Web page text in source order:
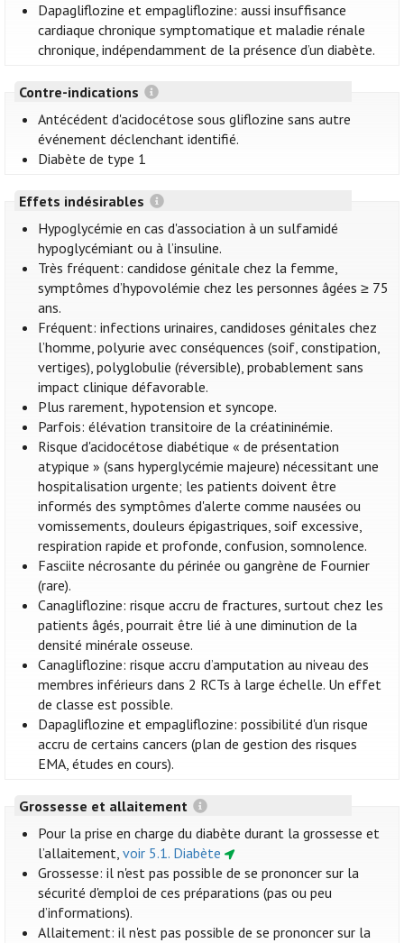
Dapagliflozine et empagliflozine: aussi insuffisance
cardiaque chronique symptomatique et maladie rénale
chronique, indépendamment de la présence d’un diabète.
Contre-indications
Antécédent d'acidocétose sous gliflozine sans autre
événement déclenchant identifié.
Diabète de type 1
Effets indésirables
Hypoglycémie en cas d'association à un sulfamidé
hypoglycémiant ou à l’insuline.
Très fréquent: candidose génitale chez la femme,
symptômes d’hypovolémie chez les personnes âgées ≥ 75
ans.
Fréquent: infections urinaires, candidoses génitales chez
l’homme, polyurie avec conséquences (soif, constipation,
vertiges), polyglobulie (réversible), probablement sans
impact clinique défavorable.
Plus rarement, hypotension et syncope.
Parfois: élévation transitoire de la créatininémie.
Risque d'acidocétose diabétique « de présentation
atypique » (sans hyperglycémie majeure) nécessitant une
hospitalisation urgente; les patients doivent être
informés des symptômes d'alerte comme nausées ou
vomissements, douleurs épigastriques, soif excessive,
respiration rapide et profonde, confusion, somnolence.
Fasciite nécrosante du périnée ou gangrène de Fournier
(rare).
Canagliflozine: risque accru de fractures, surtout chez les
patients âgés, pourrait être lié à une diminution de la
densité minérale osseuse.
Canagliflozine: risque accru d’amputation au niveau des
membres inférieurs dans 2 RCTs à large échelle. Un effet
de classe est possible.
Dapagliflozine et empagliflozine: possibilité d'un risque
accru de certains cancers (plan de gestion des risques
EMA, études en cours).
Grossesse et allaitement
Pour la prise en charge du diabète durant la grossesse et
l’allaitement,voir 5.1. Diabète
Grossesse: il n'est pas possible de se prononcer sur la
sécurité d'emploi de ces préparations (pas ou peu
d’informations).
Allaitement: il n'est pas possible de se prononcer sur la